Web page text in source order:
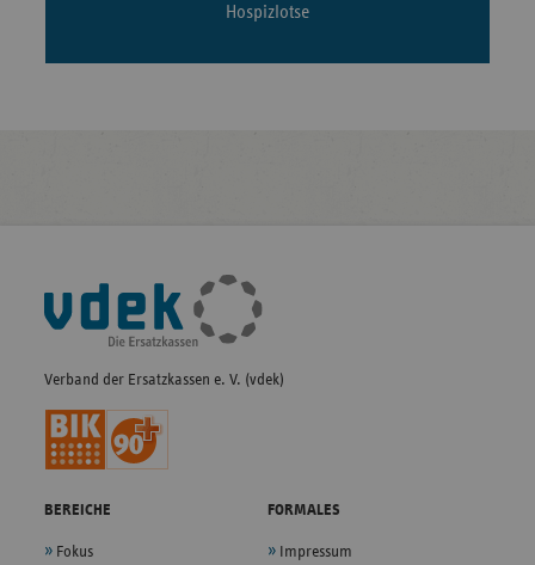
Hospizlotse
Fußleisten-
Navigation
Verband der Ersatzkassen e. V. (vdek)
BEREICHE
Fokus
FORMALES
Impressum